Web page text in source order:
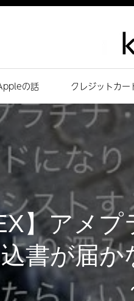
の話 クレジットカー
】アメ
書が届